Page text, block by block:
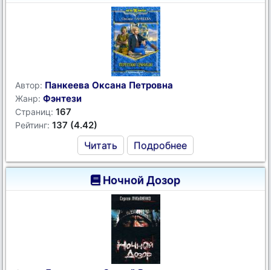
Автор: Панкеева Оксана Петровна
Жанр: Фэнтези
Страниц: 167
Рейтинг: 137 (4.42)
Читать Подробнее
Ночной Дозор